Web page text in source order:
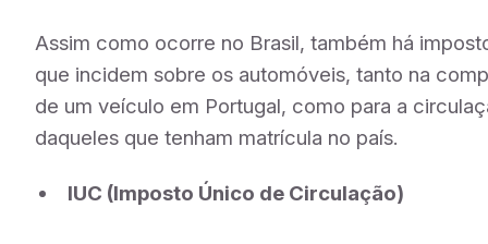
Assim como ocorre no Brasil, também há
que incidem sobre os automóveis, tanto na
de um veículo em Portugal, como para a
daqueles que tenham matrícula no país.
IUC (Imposto Único de Circulação)